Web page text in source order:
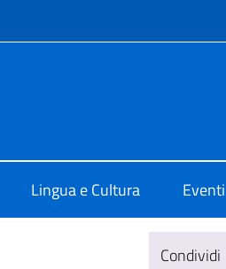
Lingua e Cultura Eventi
Condividi